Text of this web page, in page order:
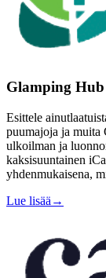
Glamping Hub
Esittele
puumajoja ja
ulkoilman ja
kaksisuuntainen
yhdenmukaisena,
Lue lisää →